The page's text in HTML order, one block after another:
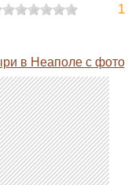
1
в Неаполе с фото